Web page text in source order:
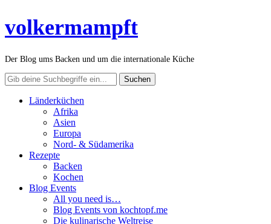
volkermampft
Der Blog ums Backen und um die internationale Küche
Länderküchen
Afrika
Asien
Europa
Nord- & Südamerika
Rezepte
Backen
Kochen
Blog Events
All you need is…
Blog Events von kochtopf.me
Die kulinarische Weltreise